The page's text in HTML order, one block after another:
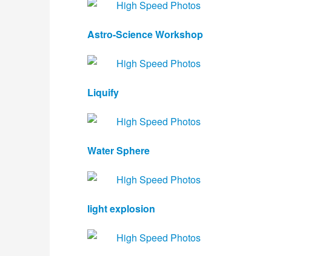
Astro-Science Workshop
Liquify
Water Sphere
light explosion